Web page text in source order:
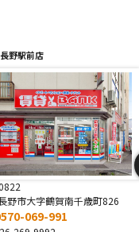
北信
長野県長野市稲里1-5-25
TEL：0570-067-878